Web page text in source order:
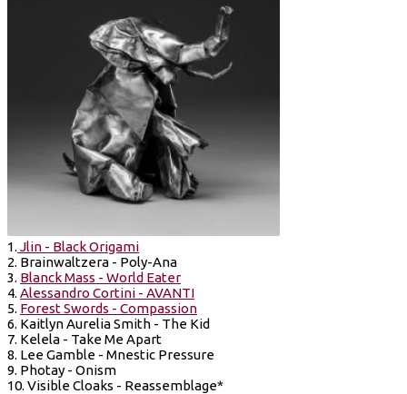
1. Jlin - Black Origami
2. Brainwaltzera - Poly-Ana
3. Blanck Mass - World Eater
4. Alessandro Cortini - AVANTI
5. Forest Swords - Compassion
6. Kaitlyn Aurelia Smith - The Kid
7. Kelela - Take Me Apart
8. Lee Gamble - Mnestic Pressure
9. Photay - Onism
10. Visible Cloaks - Reassemblage*